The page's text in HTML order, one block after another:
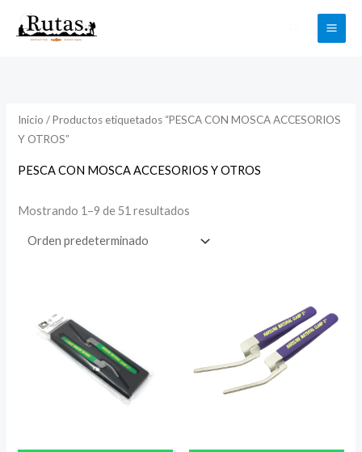
Buscar
Inicio / Productos etiquetados “PESCA CON MOSCA ACCESORIOS
Y OTROS”
PESCA CON MOSCA ACCESORIOS Y OTROS
Mostrando 1–9 de 51 resultados